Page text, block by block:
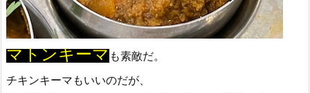
マトンキーマも素敵だ。
チキンキーマもいいのだが、